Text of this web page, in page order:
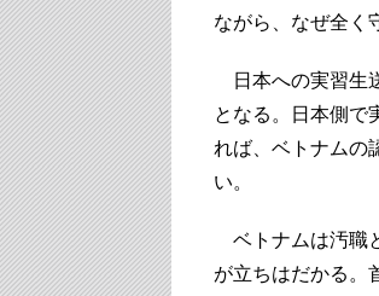
ながら、なぜ全く
日本への実習生
となる。日本側で
れば、ベトナムの
い。
ベトナムは汚職
が立ちはだかる。